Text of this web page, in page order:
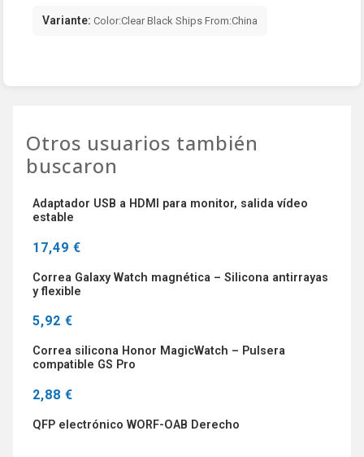
Variante: Color:Clear Black Ships From:China
Otros usuarios también
buscaron
Adaptador USB a HDMI para monitor, salida vídeo
estable
17,49 €
Correa Galaxy Watch magnética – Silicona antirrayas
y flexible
5,92 €
Correa silicona Honor MagicWatch – Pulsera
compatible GS Pro
2,88 €
QFP electrónico WORF-OAB Derecho